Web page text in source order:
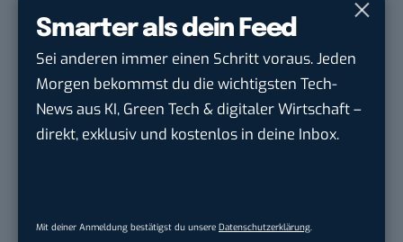
Smarter als dein Feed
Sei anderen immer einen Schritt voraus. Jeden
Morgen bekommst du die wichtigsten Tech-
News aus KI, Green Tech & digitaler Wirtschaft –
direkt, exklusiv und kostenlos in deine Inbox.
Mit deiner Anmeldung bestätigst du unsere Datenschutzerklärung.
oder du deine Geschäftsidee erweitern möchtest.
Von nichts kommt nichts
Jeder Neuanfang ist erstmal schwer. Erwarte nicht,
dass du über Nacht zum Millionär wirst. Oft kann es
auch Jahre dauern, bis du dir ein erfolgreiches
als digitaler Nomade verzichten musst. Es heißt